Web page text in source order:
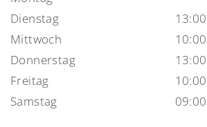
Dienstag
Mittwoch
Donnerstag
Freitag
Samstag